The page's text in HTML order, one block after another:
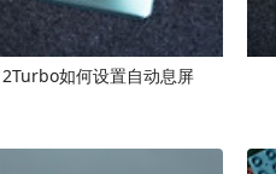
如何设置自动息屏